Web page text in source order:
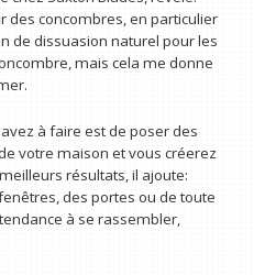
des concombres, en particulier
de dissuasion naturel pour les
mais cela me donne
à faire est de poser des
votre maison et vous créerez
résultats, il ajoute:
des portes ou de toute
à se rassembler,